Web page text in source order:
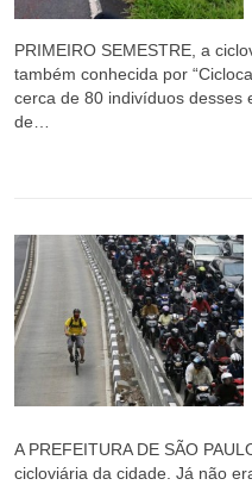
PRIMEIRO SEMESTRE, a
também conhecida por
cerca de 80 indivíduos desses
de…
A PREFEITURA DE SÃO
cicloviária da cidade. Já não